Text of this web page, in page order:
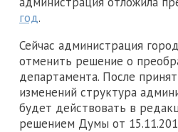
год.
Сейчас администрация
отменить решение о
департамента. После
изменений структура
будет действовать в
решением Думы от